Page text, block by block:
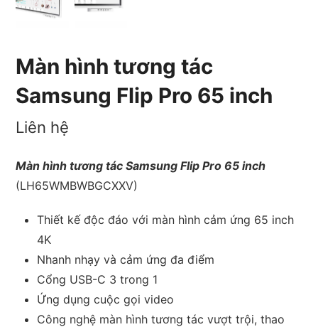
Màn hình tương tác
Samsung Flip Pro 65 inch
Liên hệ
Màn hình tương tác Samsung Flip Pro 65 inch
(LH65WMBWBGCXXV)
Thiết kế độc đáo với màn hình cảm ứng 65 inch
4K
Nhanh nhạy và cảm ứng đa điểm
Cổng USB-C 3 trong 1
Ứng dụng cuộc gọi video
Công nghệ màn hình tương tác vượt trội, thao